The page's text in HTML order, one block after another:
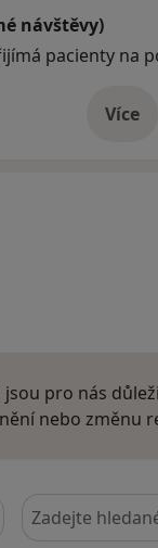
návštěvy)
pacienty na
Více
o
jsou pro nás
nebo změnu
Hledejte v